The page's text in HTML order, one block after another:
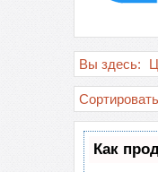
Вы здесь:
Как